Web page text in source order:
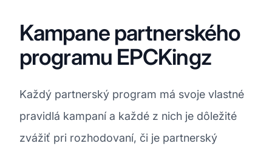
Kampane partnerského
programu EPCKingz
Každý partnerský program má svoje vlastné
pravidlá kampaní a každé z nich je dôležité
zvážiť pri rozhodovaní, či je partnerský